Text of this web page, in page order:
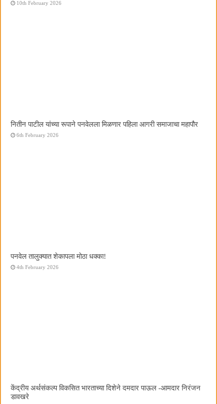
10th February 2026
नितीन पाटील यांच्या रूपाने पनवेलला मिळणार पहिला आगरी समाजाचा महापौर
6th February 2026
पनवेल तालुक्यात शेकापला मोठा धक्का!
4th February 2026
केंद्रीय अर्थसंकल्प विकसित भारताच्या दिशेने दमदार पाऊल -आमदार निरंजन
डावखरे